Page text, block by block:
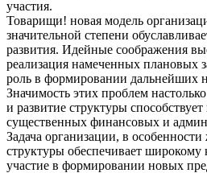
участия.
Товарищи! новая модель
значительной степени
развития. Идейные соображения
реализация намеченных плановых
роль в формировании дальнейших
Значимость этих проблем
и развитие структуры
существенных финансовых и
Задача организации, в
структуры обеспечивает широкому
участие в формировании новых